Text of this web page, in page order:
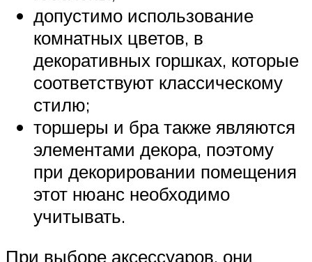
допустимо использование
комнатных цветов, в
декоративных горшках, которые
соответствуют классическому
стилю;
торшеры и бра также являются
элементами декора, поэтому
при декорировании помещения
этот нюанс необходимо
учитывать.
При выборе аксессуаров, они